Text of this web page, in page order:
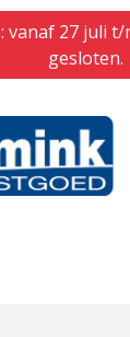
vanaf 27 juli
gesloten.